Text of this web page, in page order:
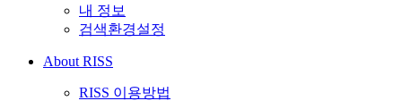
내 정보
검색환경설정
About RISS
RISS 이용방법